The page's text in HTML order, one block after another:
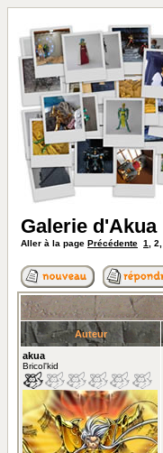
Galerie d'Akua
Aller à la page Précédente 1 2
Auteur
akua
Bricol'kid